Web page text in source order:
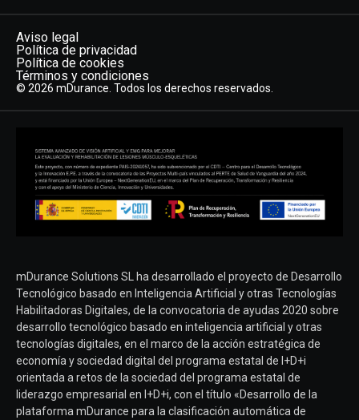
Aviso legal
Política de privacidad
Política de cookies
Términos y condiciones
© 2026 mDurance. Todos los derechos reservados.
mDurance Solutions SL ha desarrollado el proyecto de Desarrollo
Tecnológico basado en Inteligencia Artificial y otras Tecnologías
Habilitadoras Digitales, de la convocatoria de ayudas 2020 sobre
desarrollo tecnológico basado en inteligencia artificial y otras
tecnologías digitales, en el marco de la acción estratégica de
economía y sociedad digital del programa estatal de I+D+i
orientada a retos de la sociedad del programa estatal de
liderazgo empresarial en I+D+i, con el título «Desarrollo de la
plataforma mDurance para la clasificación automática de